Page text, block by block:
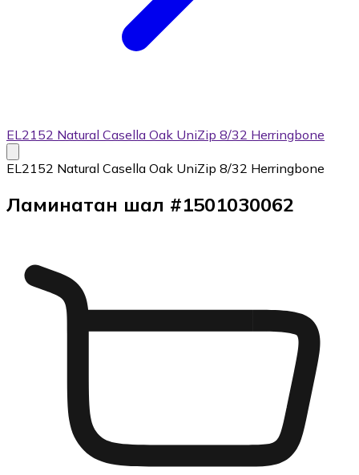
EL2152 Natural Casella Oak UniZip 8/32 Herringbone
EL2152 Natural Casella Oak UniZip 8/32 Herringbone
Ламинатан шал #1501030062